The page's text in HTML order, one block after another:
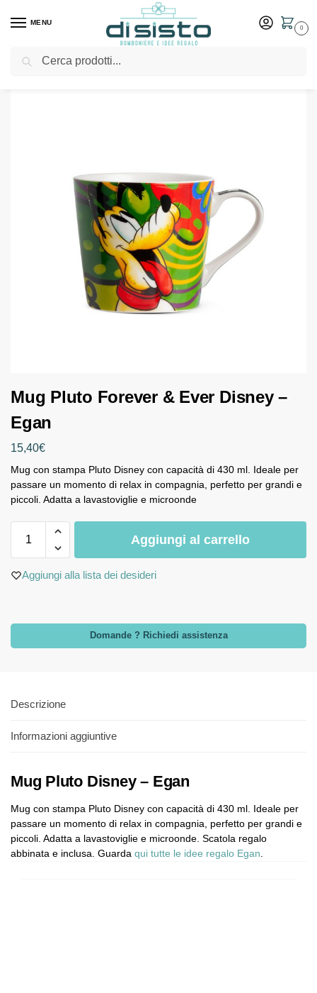
MENU
0
Home Shop Tavola Tazze
Mug Pluto Forever & Ever Disney –
Egan
15,40€
Mug con stampa Pluto Disney con capacità di 430 ml. Ideale per
passare un momento di relax in compagnia, perfetto per grandi e
piccoli. Adatta a lavastoviglie e microonde
Aggiungi al carrello
Aggiungi alla lista dei desideri
Domande ? Richiedi assistenza
Descrizione
Informazioni aggiuntive
Mug Pluto Disney – Egan
Mug con stampa Pluto Disney con capacità di 430 ml. Ideale per
passare un momento di relax in compagnia, perfetto per grandi e
piccoli. Adatta a lavastoviglie e microonde. Scatola regalo
abbinata e inclusa. Guarda qui tutte le idee regalo Egan.